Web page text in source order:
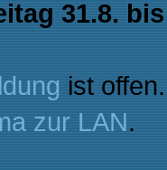
31.8.
ist
zur LAN.